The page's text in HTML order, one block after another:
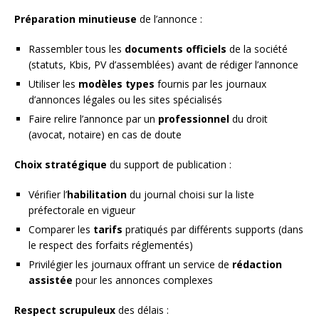
Préparation minutieuse de l’annonce :
Rassembler tous les documents officiels de la société
(statuts, Kbis, PV d’assemblées) avant de rédiger l’annonce
Utiliser les modèles types fournis par les journaux
d’annonces légales ou les sites spécialisés
Faire relire l’annonce par un professionnel du droit
(avocat, notaire) en cas de doute
Choix stratégique du support de publication :
Vérifier l’habilitation du journal choisi sur la liste
préfectorale en vigueur
Comparer les tarifs pratiqués par différents supports (dans
le respect des forfaits réglementés)
Privilégier les journaux offrant un service de rédaction
assistée pour les annonces complexes
Respect scrupuleux des délais :